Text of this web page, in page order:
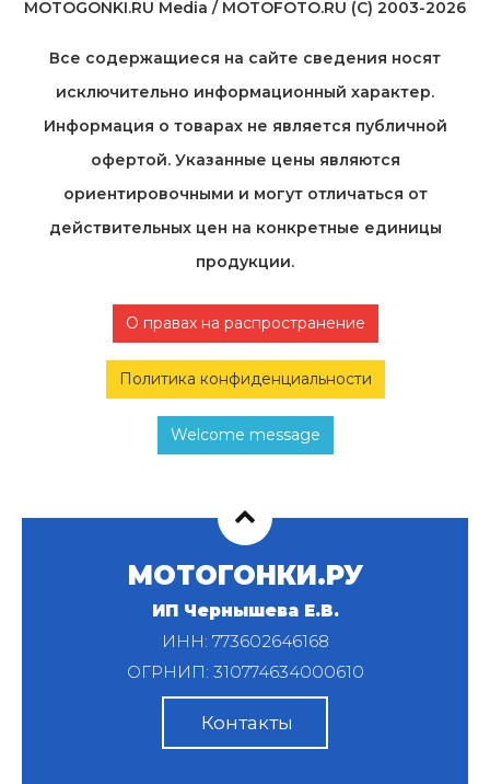
MOTOGONKI.RU Media / MOTOFOTO.RU (C) 2003-2026
Все содержащиеся на cайте сведения носят
исключительно информационный характер.
Информация о товарах не является публичной
офертой. Указанные цены являются
ориентировочными и могут отличаться от
действительных цен на конкретные единицы
продукции.
О правах на распространение
Политика конфиденциальности
Welcome message
МОТОГОНКИ.РУ
ИП Чернышева Е.В.
ИНН: 773602646168
ОГРНИП: 310774634000610
Контакты